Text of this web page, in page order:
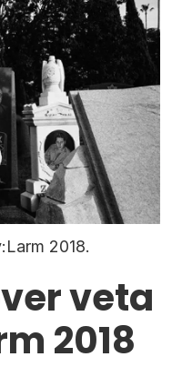
2018.
veta
2018